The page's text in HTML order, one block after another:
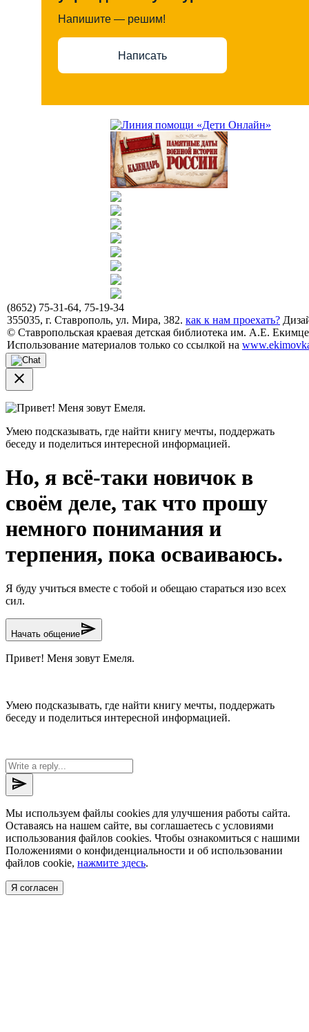
Напишите — решим!
Написать
(8652) 75-31-64, 75-19-34
355035, г. Ставрополь, ул. Мира, 382. как к нам проехать?
© Ставропольская краевая детская библиотека им. А.Е.
Использование материалов только со ссылкой на
close
Привет! Меня зовут Емеля.
Умею подсказывать, где найти книгу мечты, поддержать
беседу и поделиться интересной информацией.
Но, я всё-таки новичок в
своём деле, так что прошу
немного понимания и
терпения, пока осваиваюсь.
Я буду учиться вместе с тобой и обещаю стараться изо всех
сил.
Начать общениеsend
Привет! Меня зовут Емеля.
Умею подсказывать, где найти книгу мечты, поддержать
беседу и поделиться интересной информацией.
send
Мы используем файлы cookies для улучшения работы сайта.
Оставаясь на нашем сайте, вы соглашаетесь с условиями
использования файлов cookies. Чтобы ознакомиться с нашими
Положениями о конфиденциальности и об использовании
файлов cookie, нажмите здесь.
Я согласен